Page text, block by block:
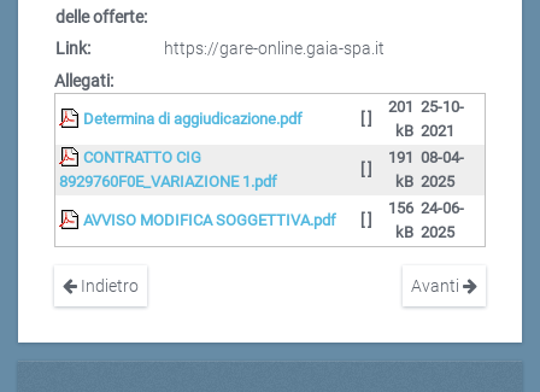
delle offerte:
Link:
https://gare-online.gaia-spa.it
Allegati:
Determina di aggiudicazione.pdf
201
kB
25-10-
2021
CONTRATTO CIG
8929760F0E_VARIAZIONE 1.pdf
191
kB
08-04-
2025
AVVISO MODIFICA SOGGETTIVA.pdf
156
kB
24-06-
2025
Indietro Avanti